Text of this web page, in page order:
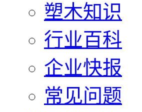
塑木知识
行业百科
企业快报
常见问题